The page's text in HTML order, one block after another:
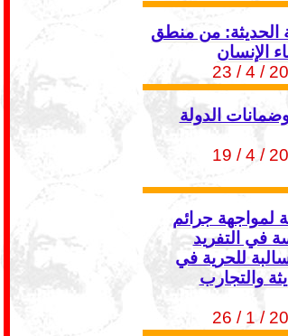
الحديثة: من منطق
الإنسان
الدولة
لمواجهة جرائم
في التفريد
للحرية في
والتجارب